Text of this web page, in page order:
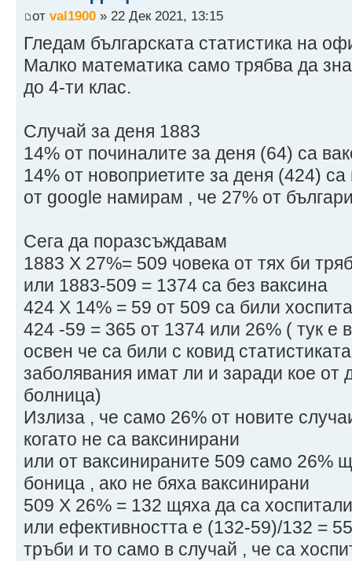
от val1900 » 22 Дек 2021, 13:15
Гледам българската статистика на
Малко математика само трябва да
до 4-ти клас.
Случай за деня 1883
14% от починалите за деня (64) са
14% от новоприетите за деня (424)
от google намирам , че 27% от
Сега да поразсъждавам
1883 Х 27%= 509 човека от тях би
или 1883-509 = 1374 са без ваксина
424 Х 14% = 59 от 509 са били
424 -59 = 365 от 1374 или 26% ( тук е
освен че са били с ковид
заболявания имат ли и заради кое от
болница)
Излиза , че само 26% от новите
когато не са ваксинирани
или от ваксинираните 509 само 26%
боница , ако не бяха ваксинирани
509 Х 26% = 132 щяха да са
или ефективността е (132-59)/132 =
тръби и то само в случай , че са